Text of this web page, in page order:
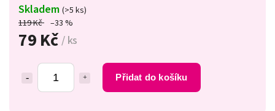
119 Kč –33 %
79 Kč/ ks
Přidat do košíku
Skladem (>5 ks)